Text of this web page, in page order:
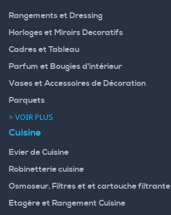
Rangements et Dressing
Horloges et Miroirs Decoratifs
Cadres et Tableau
Parfum et Bougies d'intérieur
Vases et Accessoires de Décoration
Parquets
> VOIR PLUS
Cuisine
Evier de Cuisine
Robinetterie cuisine
Osmoseur, Filtres et et cartouche filtrante
Etagère et Rangement Cuisine